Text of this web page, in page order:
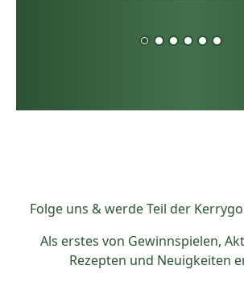
Folge uns & werde Teil der
Als erstes von Gewinnspielen,
Rezepten und Neuigkeiten